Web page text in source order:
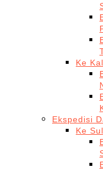
Ke
Ekspedisi
Ke